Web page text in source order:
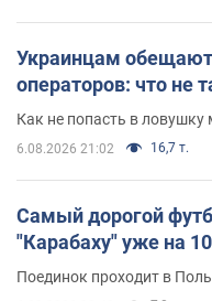
Украинцам
операторов: что не
Как не попасть в
6.08.2026 21:02 16,7 т.
Самый дорогой
"Карабаху" уже на
Поединок проходит в